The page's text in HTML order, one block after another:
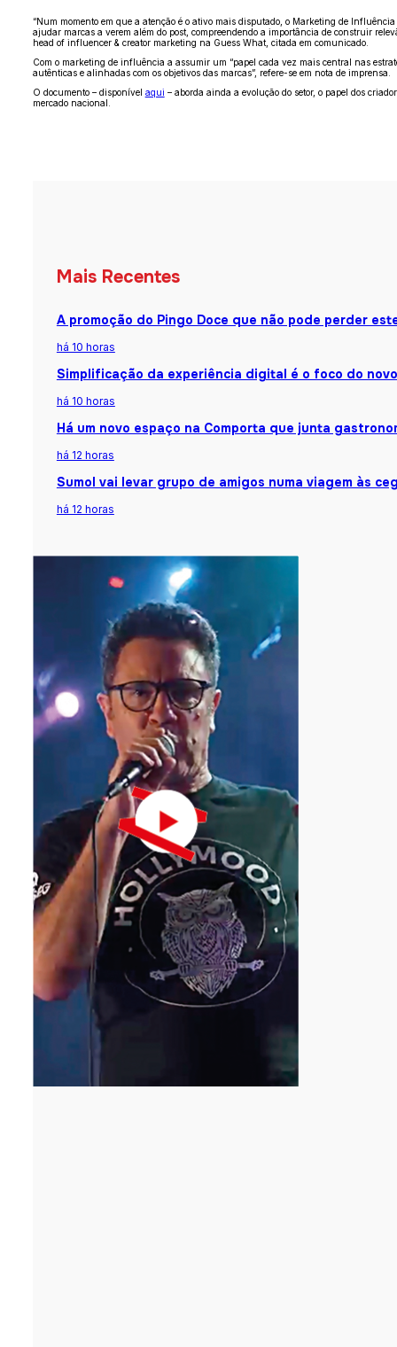
“Num momento em que a atenção é o ativo mais disputado, o Marketing de
ajudar marcas a verem além do post, compreendendo a importância de construir
head of influencer & creator marketing na Guess What, citada em comunicado.
Com o marketing de influência a assumir um “papel cada vez mais central nas
autênticas e alinhadas com os objetivos das marcas”, refere-se em nota de imprensa.
O documento – disponível aqui – aborda ainda a evolução do setor, o papel dos
mercado nacional.
Mais Recentes
A promoção do Pingo Doce que não pode perder
há 10 horas
Simplificação da experiência digital é o foco do
há 10 horas
Há um novo espaço na Comporta que junta
há 12 horas
Sumol vai levar grupo de amigos numa viagem às
há 12 horas